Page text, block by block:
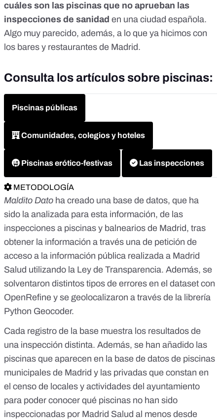
cuáles son las piscinas que no aprueban las
inspecciones de sanidad en una ciudad española.
Algo muy parecido, además, a lo que ya hicimos con
los bares y restaurantes de Madrid.
Consulta los artículos sobre piscinas:
Piscinas públicas
Comunidades, colegios y hoteles
Piscinas erótico-festivas Las inspecciones
METODOLOGÍA
Maldito Dato ha creado una base de datos, que ha
sido la analizada para esta información, de las
inspecciones a piscinas y balnearios de Madrid, tras
obtener la información a través una de petición de
acceso a la información pública realizada a Madrid
Salud utilizando la Ley de Transparencia. Además, se
solventaron distintos tipos de errores en el dataset con
OpenRefine y se geolocalizaron a través de la librería
Python Geocoder.
Cada registro de la base muestra los resultados de
una inspección distinta. Además, se han añadido las
piscinas que aparecen en la base de datos de piscinas
municipales de Madrid y las privadas que constan en
el censo de locales y actividades del ayuntamiento
para poder conocer qué piscinas no han sido
inspeccionadas por Madrid Salud al menos desde